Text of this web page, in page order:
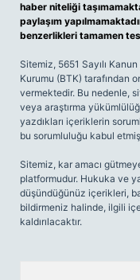
haber niteliği
paylaşım
benzerlikleri tamamen
Sitemiz, 5651 Sayılı
Kurumu (BTK) tarafından
vermektedir. Bu nedenle,
veya araştırma
yazdıkları içeriklerin
bu sorumluluğu kabul etmiş
Sitemiz, kar amacı
platformudur. Hukuka ve
düşündüğünüz içerikleri,
bildirmeniz halinde, ilgili
kaldırılacaktır.